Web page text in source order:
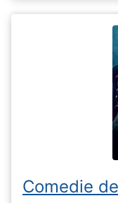
Comedie